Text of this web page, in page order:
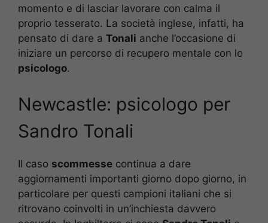
momento e di lasciar lavorare con calma il
proprio tesserato. La società inglese, infatti, ha
pensato di dare a Tonali anche l’occasione di
iniziare un percorso di recupero mentale con lo
psicologo.
Newcastle: psicologo per
Sandro Tonali
Il caso scommesse continua a dare
aggiornamenti importanti giorno dopo giorno, in
particolare per questi campioni italiani che si
ritrovano coinvolti in un’inchiesta davvero